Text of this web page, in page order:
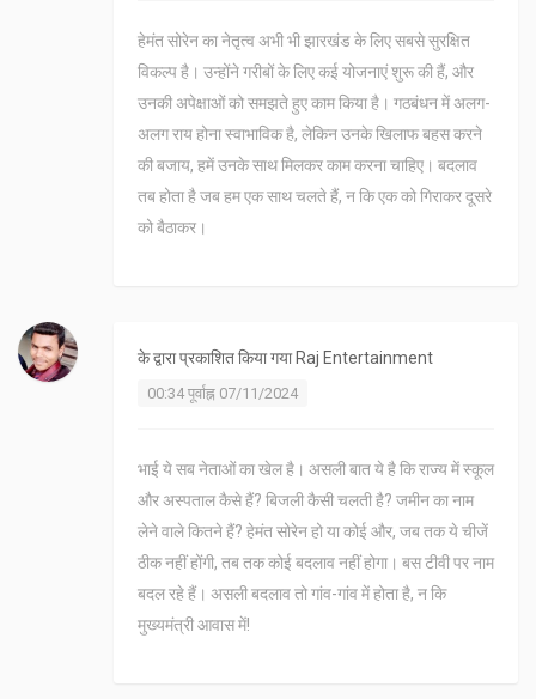
हेमंत सोरेन का नेतृत्व अभी भी झारखंड के लिए सबसे सुरक्षित
विकल्प है। उन्होंने गरीबों के लिए कई योजनाएं शुरू की हैं, और
उनकी अपेक्षाओं को समझते हुए काम किया है। गठबंधन में अलग-
अलग राय होना स्वाभाविक है, लेकिन उनके खिलाफ बहस करने
की बजाय, हमें उनके साथ मिलकर काम करना चाहिए। बदलाव
तब होता है जब हम एक साथ चलते हैं, न कि एक को गिराकर दूसरे
को बैठाकर।
के द्वारा प्रकाशित किया गया Raj Entertainment
00:34 पूर्वाह्न 07/11/2024
भाई ये सब नेताओं का खेल है। असली बात ये है कि राज्य में स्कूल
और अस्पताल कैसे हैं? बिजली कैसी चलती है? जमीन का नाम
लेने वाले कितने हैं? हेमंत सोरेन हो या कोई और, जब तक ये चीजें
ठीक नहीं होंगी, तब तक कोई बदलाव नहीं होगा। बस टीवी पर नाम
बदल रहे हैं। असली बदलाव तो गांव-गांव में होता है, न कि
मुख्यमंत्री आवास में!